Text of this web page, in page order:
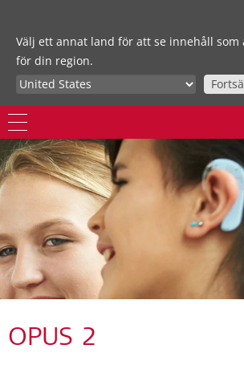
Välj ett annat land för att se innehåll som
för din region.
OPUS 2